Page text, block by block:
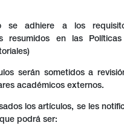
adhiere a los
resumidos en las
serán sometidos a
académicos externos.
los artículos, se les
podrá ser: